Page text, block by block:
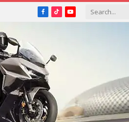
Facebook
TikTokYouTube